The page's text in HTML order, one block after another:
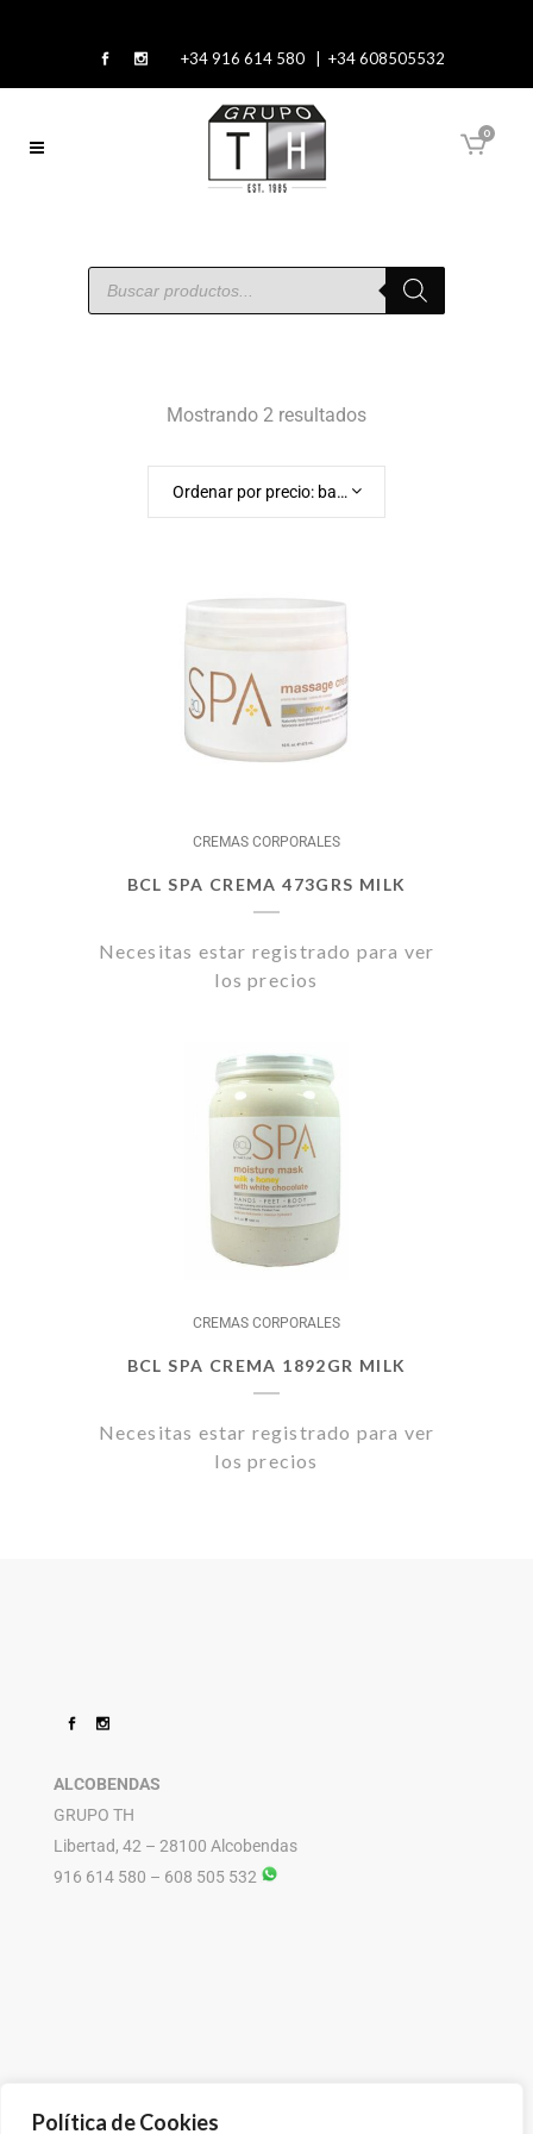
Política de Cookies
+34 916 614 580 | +34 608505532
0
Mostrando 2 resultados
Ordenar por precio: bajo a alto
CREMAS CORPORALES
BCL SPA CREMA 473GRS MILK
Necesitas estar registrado para ver
los precios
CREMAS CORPORALES
BCL SPA CREMA 1892GR MILK
Necesitas estar registrado para ver
los precios
ALCOBENDAS
GRUPO TH
Libertad, 42 – 28100 Alcobendas
916 614 580 – 608 505 532